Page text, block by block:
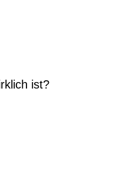
ist?